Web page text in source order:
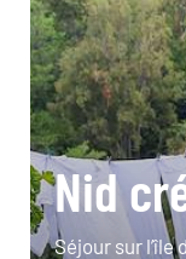
Nid
Séjour sur l’île